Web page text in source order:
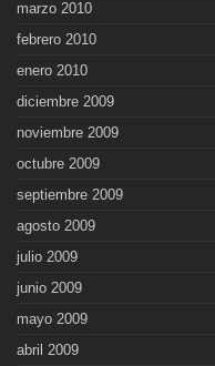
marzo 2010
febrero 2010
enero 2010
diciembre 2009
noviembre 2009
octubre 2009
septiembre 2009
agosto 2009
julio 2009
junio 2009
mayo 2009
abril 2009